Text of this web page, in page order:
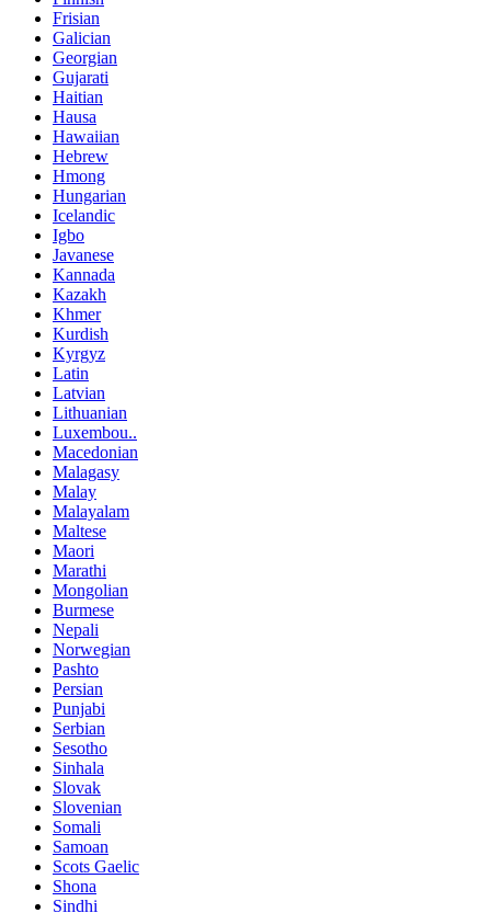
Frisian
Galician
Georgian
Gujarati
Haitian
Hausa
Hawaiian
Hebrew
Hmong
Hungarian
Icelandic
Igbo
Javanese
Kannada
Kazakh
Khmer
Kurdish
Kyrgyz
Latin
Latvian
Lithuanian
Luxembou..
Macedonian
Malagasy
Malay
Malayalam
Maltese
Maori
Marathi
Mongolian
Burmese
Nepali
Norwegian
Pashto
Persian
Punjabi
Serbian
Sesotho
Sinhala
Slovak
Slovenian
Somali
Samoan
Scots Gaelic
Shona
Sindhi